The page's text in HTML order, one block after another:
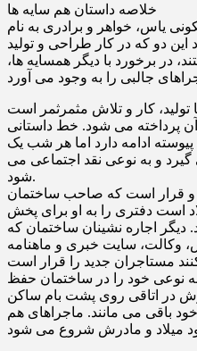
خلاصه داستان هم سایه ها
یاس، خواهر و برادری به نام
دو که در کار طراحی و تولید
در برخورد با دیگر همسایه ها،
کار و تلاش مثمرثمر است
پرداخته می شود. خط داستانی
ادامه دارد اما هر شب یک
و به نوعی نقد اجتماعی می
شود.
و قرار است که صاحب ساختمان
است دفترى را به او براى پخش
اجاره نشینان ساختمان که
سایت خبرى و ماهنامه
کنند مستاجران جدید را قرار است
به نوعى خود را در ساختمان حفظ
در اتاقى روى پشت بام ساکن
باقى مى مانند. ماجراهاى هم